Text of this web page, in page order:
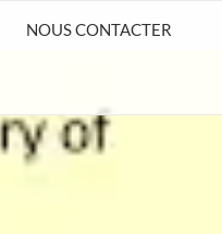
NOUS CONTACTER